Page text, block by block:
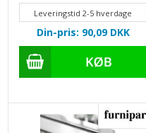
Leveringstid 2-5 hverdage
Din-pris: 90,09 DKK